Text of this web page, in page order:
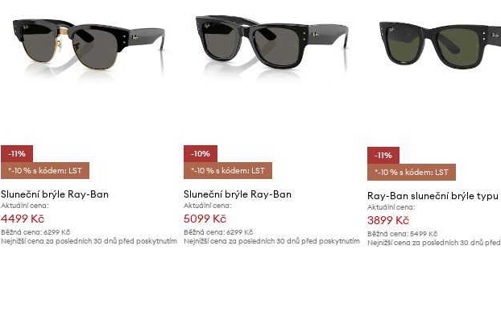
-11%
*-10 % s kódem: LST
Sluneční brýle Ray-Ban
Aktuální cena:
4499 Kč
Běžná cena:6299 Kč
Nejnižší cena za posledních 30 dnů před poskytnutím
-10%
*-10 % s kódem: LST
Sluneční brýle Ray-Ban
Aktuální cena:
5099 Kč
Běžná cena: 6299 Kč
Nejnižší cena za posledních 30 dnů před poskytnutím
-11%
*-10 % s kódem: LST
Aktuální cena:
3899 Kč
Běžná cena: 5499 Kč
Nejnižší cena za posledních 30 dnů